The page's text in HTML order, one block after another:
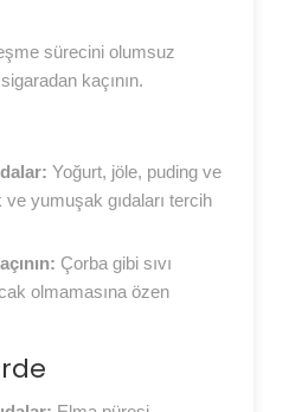
sürecini olumsuz
kaçının.
Yoğurt, jöle, puding ve
yumuşak gıdaları tercih
Çorba gibi sıvı
olmamasına özen